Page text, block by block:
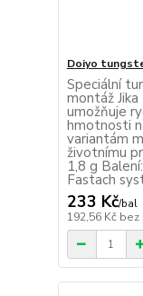
Doiyo
Speciální
montáž
umožňuje
hmotnosti
variantám
životnímu
1,8 g
Fastach
233 Kč/bal
192,56 Kč bez